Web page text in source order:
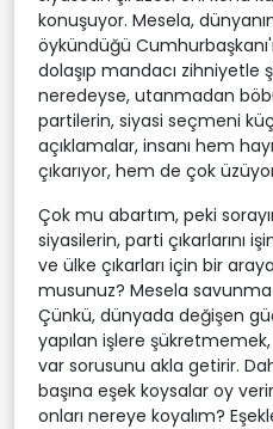
konuşuyor. Mesela,
öykündüğü
dolaşıp mandacı zihniyetle
neredeyse, utanmadan
partilerin, siyasi seçmeni
açıklamalar, insanı hem
çıkarıyor, hem de çok
Çok mu abartım, peki
siyasilerin, parti çıkarlarını
ve ülke çıkarları için bir
musunuz? Mesela
Çünkü, dünyada değişen
yapılan işlere
var sorusunu akla getirir.
başına eşek koysalar oy
onları nereye koyalım?